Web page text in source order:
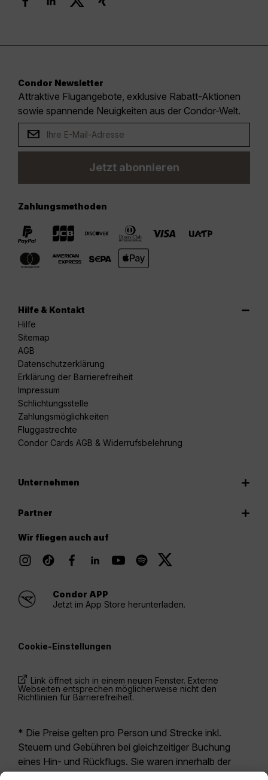
Condor Newsletter
Attraktive Flugangebote, exklusive Rabatt-Aktionen
sowie spannende Neuigkeiten aus der Condor-Welt.
Jetzt abonnieren
Zahlungsmethoden
Hilfe & Kontakt
Hilfe
Sitemap
AGB
Datenschutzerklärung
Erklärung der Barrierefreiheit
Impressum
Schlichtungsstelle
Zahlungsmöglichkeiten
Fluggastrechte
Condor Cards AGB & Widerrufsbelehrung
Unternehmen
Partner
Wir fliegen auch auf
Condor APP
Jetzt im App Store herunterladen.
Cookie-Einstellungen
Link öffnet sich in einem neuen Fenster. Externe
Webseiten entsprechen möglicherweise nicht den
Richtlinien für Barrierefreiheit.
* Die Preise gelten pro Person und Strecke inkl.
Steuern und Gebühren bei gleichzeitiger Buchung
eines Hin- und Rückflugs. Sie waren innerhalb der
letzten 24 Stunden verfügbar und sind